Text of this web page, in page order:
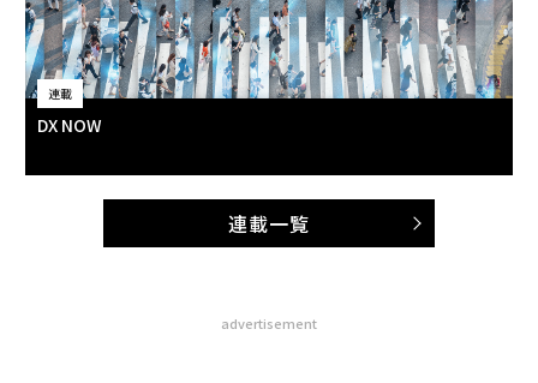
連載
DX NOW
連載一覧
advertisement